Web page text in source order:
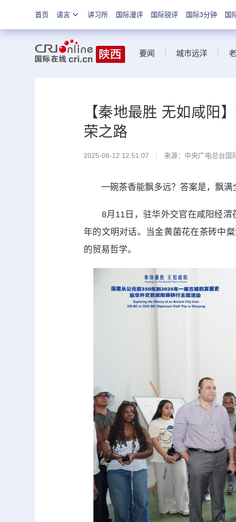
首页 语言 讲习所 国际漫评 国际锐评 国际3分钟 国
要闻 城市远洋
【秦地最胜 无如咸阳
荣之路
2025-08-12 12:51:07 来源：中央广电总台国
一碗茶香能飘多远？答案是，飘满
8月11日，驻华外交官在咸阳经渭
年的文明对话。当金黄菌花在茶砖中
的贸易哲学。